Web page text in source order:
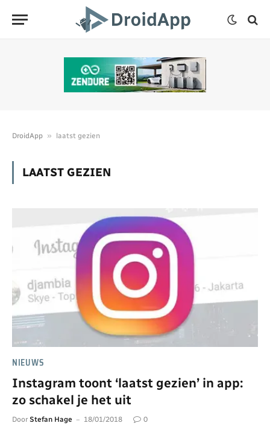
DroidApp » laatst gezien
LAATST GEZIEN
NIEUWS
Instagram toont ‘laatst gezien’ in app:
zo schakel je het uit
Door Stefan Hage 18/01/2018 0